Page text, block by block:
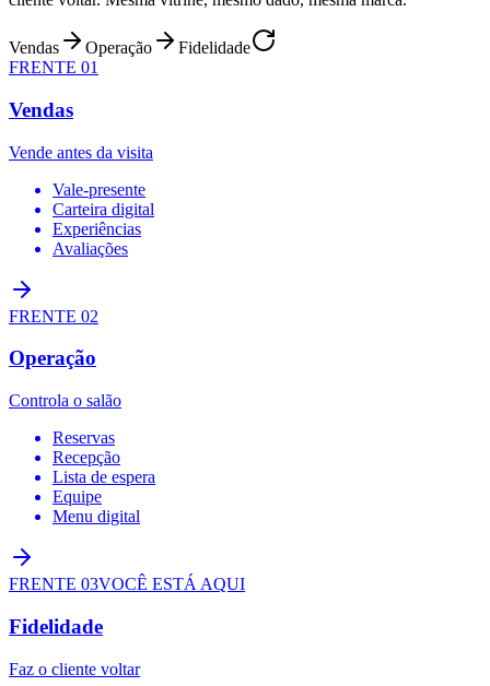
Vendas Operação
Fidelidade
FRENTE 01
Vendas
Vende antes da visita
Vale-presente
Carteira digital
Experiências
Avaliações
FRENTE 02
Operação
Controla o salão
Reservas
Recepção
Lista de espera
Equipe
Menu digital
FRENTE 03VOCÊ ESTÁ AQUI
Fidelidade
Faz o cliente voltar